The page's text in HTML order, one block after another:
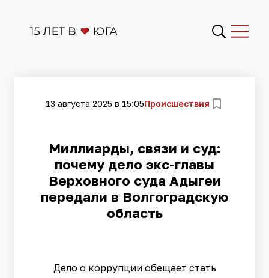
13 августа 2025 в 15:05Происшествия
Миллиарды, связи и суд:
почему дело экс-главы
Верховного суда Адыгеи
передали в Волгоградскую
область
Дело о коррупции обещает стать